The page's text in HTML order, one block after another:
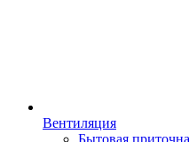
Вентиляция
Бытовая